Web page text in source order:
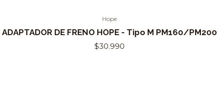
Hope
ADAPTADOR DE FRENO HOPE - Tipo M PM160/PM200
$30.990